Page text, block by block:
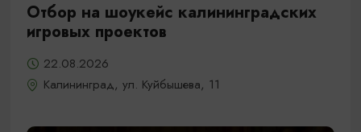
Отбор на шоукейс калининградских
игровых проектов
22.08.2026
Калининград, ул. Куйбышева, 11